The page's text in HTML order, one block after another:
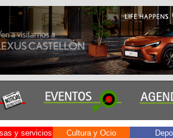
y servicios Cultura y Ocio